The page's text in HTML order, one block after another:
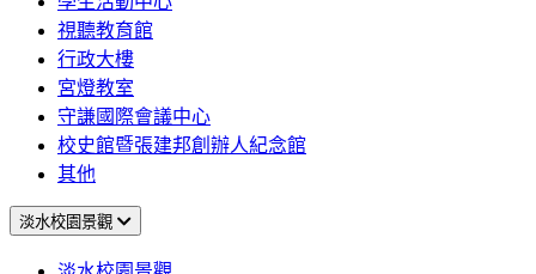
視聽教育館
行政大樓
宮燈教室
守謙國際會議中心
校史館暨張建邦創辦人紀念館
其他
淡水校園景觀